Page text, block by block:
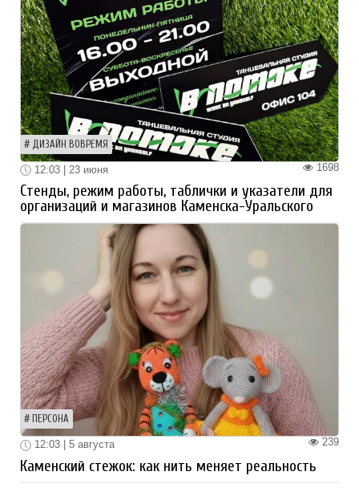
ДИЗАЙН ВОВРЕМЯ
1698
12:03 | 23 июня
Стенды, режим работы, таблички и указатели для
организаций и магазинов Каменска-Уральского
ПЕРСОНА
239
12:03 | 5 августа
Каменский стежок: как нить меняет реальность